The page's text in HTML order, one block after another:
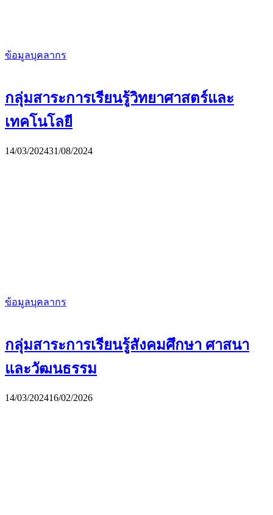
ข้อมูลบุคลากร
กลุ่มสาระการเรียนรู้วิทยาศาสตร์และ
เทคโนโลยี
14/03/202431/08/2024
ข้อมูลบุคลากร
กลุ่มสาระการเรียนรู้สังคมศึกษา ศาสนา
และวัฒนธรรม
14/03/202416/02/2026